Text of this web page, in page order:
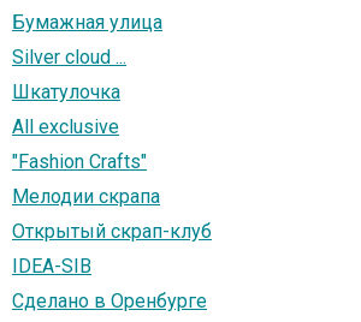
Бумажная улица
Silver cloud ...
Шкатулочка
All exclusive
"Fashion Crafts"
Мелодии скрапа
Открытый скрап-клуб
IDEA-SIB
Сделано в Оренбурге